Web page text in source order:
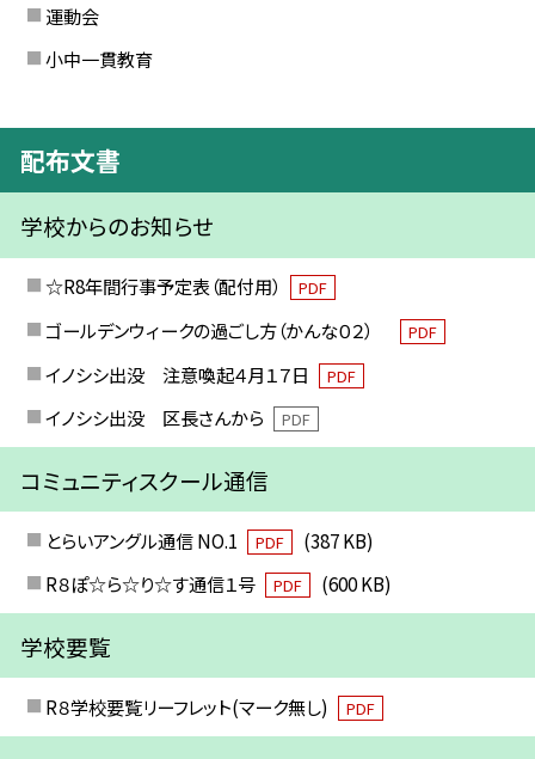
運動会
小中一貫教育
配布文書
学校からのお知らせ
☆R8年間行事予定表（配付用） PDF
ゴールデンウィークの過ごし方（かんな０２） PDF
イノシシ出没 注意喚起４月１７日 PDF
イノシシ出没 区長さんから PDF
コミュニティスクール通信
とらいアングル通信 NO.1 PDF
(387 KB)
R８ぽ☆ら☆り☆す通信１号
PDF (600 KB)
学校要覧
R８学校要覧リーフレット(マーク無し) PDF